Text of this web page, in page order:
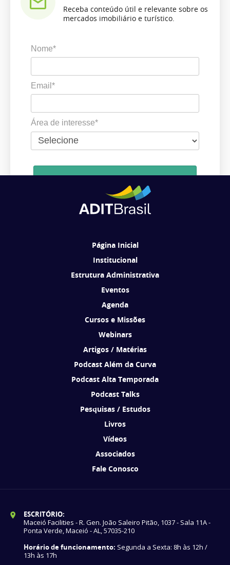
Receba conteúdo útil e relevante sobre os
mercados imobiliário e turístico.
Nome*
Email*
Área de interesse*
Ao se cadastrar, você concorda em receber comunicações da ADIT
Página Inicial
Institucional
Estrutura Administrativa
Eventos
Agenda
Cursos e Missões
Webinars
Artigos / Matérias
Podcast Além da Curva
Podcast Alta Temporada
Podcast Talks
Pesquisas / Estudos
Livros
Vídeos
Associados
Fale Conosco
ESCRITÓRIO:
Maceió Facilities - R. Gen. João Saleiro Pitão, 1037 - Sala 11A -
Ponta Verde, Maceió - AL, 57035-210
Horário de funcionamento: Segunda a Sexta: 8h às 12h /
13h às 17h